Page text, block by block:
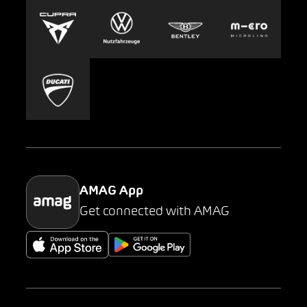
Europcar
Carsharing
Mobility-as-a-Service
Parking
Presse
AMAG App
Get connected with AMAG